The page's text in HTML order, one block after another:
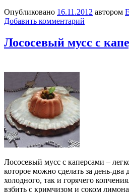
Опубликовано 16.11.2012 автором
Добавить комментарий
Лососевый мусс с
Лососевый мусс с каперсами –
которое можно сделать за день-два
холодного, так и горячего
взбить с кримчизом и соком